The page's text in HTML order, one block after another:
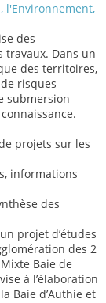
l'Environnement,
des
travaux. Dans un
des territoires,
risques
submersion
projets sur les
informations
des
projet d’études
des 2
Baie de
à l’élaboration
Baie d’Authie et